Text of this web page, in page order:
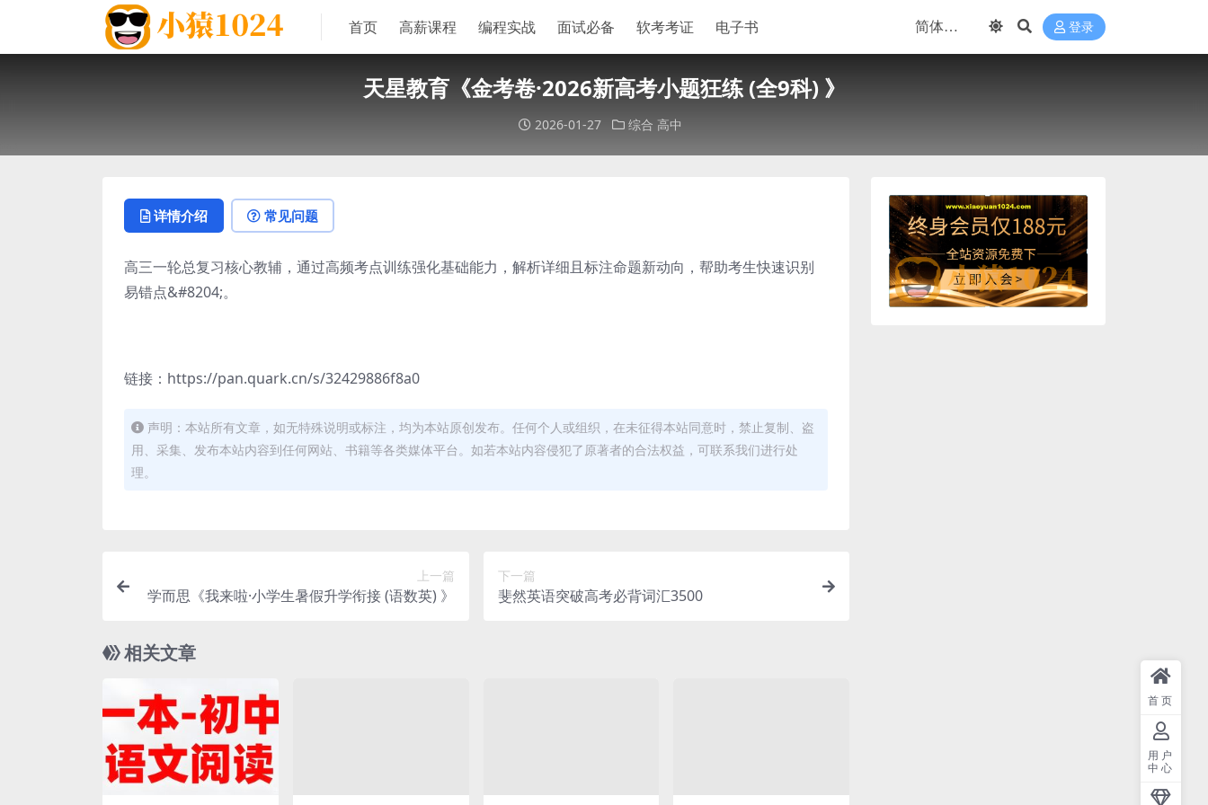
首页 高薪课程 编程实战 面试必备 软考考证 电子书 登录
天星教育《金考卷·2026新高考小题狂练 (全9科) 》
2026-01-27 综合 高中
详情介绍 常见问题
高三一轮总复习核心教辅，通过高频考点训练强化基础能力，解析详细且标注命题新动向，帮助考生快速识别
易错点&#8204;。
链接：https://pan.quark.cn/s/32429886f8a0
声明：本站所有文章，如无特殊说明或标注，均为本站原创发布。任何个人或组织，在未征得本站同意时，禁止复制、盗
用、采集、发布本站内容到任何网站、书籍等各类媒体平台。如若本站内容侵犯了原著者的合法权益，可联系我们进行处
理。
上一篇
学而思《我来啦·小学生暑假升学衔接 (语数英) 》
下一篇
斐然英语突破高考必背词汇3500
相关文章
首页
用户
中心